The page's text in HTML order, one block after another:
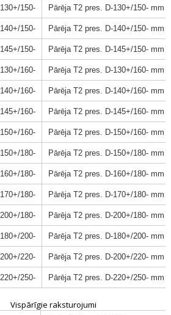
130+/150- Pārēja T2 pres. D-130+/150- mm
140+/150- Pārēja T2 pres. D-140+/150- mm
145+/150- Pārēja T2 pres. D-145+/150- mm
130+/160- Pārēja T2 pres. D-130+/160- mm
140+/160- Pārēja T2 pres. D-140+/160- mm
145+/160- Pārēja T2 pres. D-145+/160- mm
150+/160- Pārēja T2 pres. D-150+/160- mm
150+/180- Pārēja T2 pres. D-150+/180- mm
160+/180- Pārēja T2 pres. D-160+/180- mm
170+/180- Pārēja T2 pres. D-170+/180- mm
200+/180- Pārēja T2 pres. D-200+/180- mm
180+/200- Pārēja T2 pres. D-180+/200- mm
200+/220- Pārēja T2 pres. D-200+/220- mm
220+/250- Pārēja T2 pres. D-220+/250- mm
Vispārīgie raksturojumi